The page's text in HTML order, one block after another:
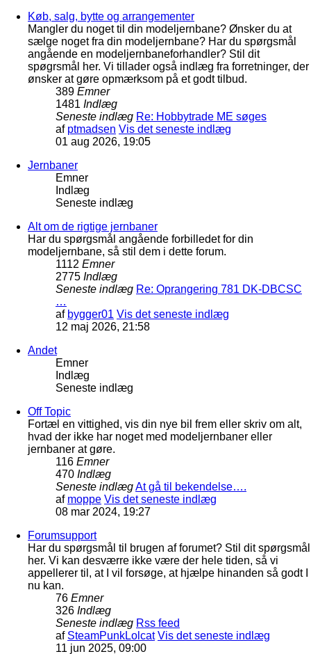
Køb, salg, bytte og arrangementer
Mangler du noget til din modeljernbane? Ønsker du at
sælge noget fra din modeljernbane? Har du spørgsmål
angående en modeljernbaneforhandler? Stil dit
spøgrsmål her. Vi tillader også indlæg fra forretninger, der
ønsker at gøre opmærksom på et godt tilbud.
389 Emner
1481 Indlæg
Seneste indlæg Re: Hobbytrade ME søges
af ptmadsen Vis det seneste indlæg
01 aug 2026, 19:05
Jernbaner
Emner
Indlæg
Seneste indlæg
Alt om de rigtige jernbaner
Har du spørgsmål angående forbilledet for din
modeljernbane, så stil dem i dette forum.
1112 Emner
2775 Indlæg
Seneste indlæg Re: Oprangering 781 DK-DBCSC
…
af bygger01 Vis det seneste indlæg
12 maj 2026, 21:58
Andet
Emner
Indlæg
Seneste indlæg
Off Topic
Fortæl en vittighed, vis din nye bil frem eller skriv om alt,
hvad der ikke har noget med modeljernbaner eller
jernbaner at gøre.
116 Emner
470 Indlæg
Seneste indlægAt gå til bekendelse….
af moppe Vis det seneste indlæg
08 mar 2024, 19:27
Forumsupport
Har du spørgsmål til brugen af forumet? Stil dit spørgsmål
her. Vi kan desværre ikke være der hele tiden, så vi
appellerer til, at I vil forsøge, at hjælpe hinanden så godt I
nu kan.
76 Emner
326 Indlæg
Seneste indlæg Rss feed
af SteamPunkLolcat Vis det seneste indlæg
11 jun 2025, 09:00